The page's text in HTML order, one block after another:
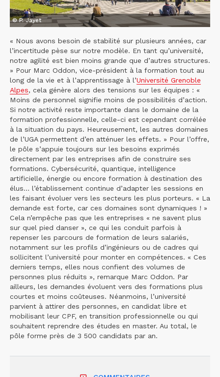
© P. Jayet
« Nous avons besoin de stabilité sur plusieurs années, car
l’incertitude pèse sur notre modèle. En tant qu’université,
notre agilité est bien moins grande que d’autres structures.
» Pour Marc Oddon, vice-président à la formation tout au
long de la vie et à l’apprentissage à l’Université Grenoble
Alpes, cela génère alors des tensions sur les équipes : «
Moins de personnel signifie moins de possibilités d’action.
Si notre activité reste importante dans le domaine de la
formation professionnelle, celle-ci est cependant corrélée
à la situation du pays. Heureusement, les autres domaines
de l’UGA permettent d’en atténuer les effets. » Pour l’offre,
le pôle s’appuie toujours sur les besoins exprimés
directement par les entreprises afin de construire ses
formations. Cybersécurité, quantique, intelligence
artificielle, énergie ou encore formation à destination des
élus… l’établissement continue d’adapter les sessions en
les faisant évoluer vers les secteurs les plus porteurs. « La
demande est forte, car ces domaines sont dynamiques ! »
Cela n’empêche pas que les entreprises « ne savent plus
sur quel pied danser », ce qui les conduit parfois à
repenser les parcours de formation de leurs salariés,
notamment sur les profils d’ingénieurs ou de cadres qui
sollicitent l’université pour monter en compétences. « Ces
derniers temps, elles nous confient des volumes de
personnes plus réduits », remarque Marc Oddon. Par
ailleurs, les demandes évoluent vers des formations plus
courtes et moins coûteuses. Néanmoins, l’université
parvient à attirer des personnes, en candidat libre et
mobilisant leur CPF, en transition professionnelle ou qui
souhaitent reprendre des études en master. Au total, le
pôle forme près de 3 500 candidats par an.